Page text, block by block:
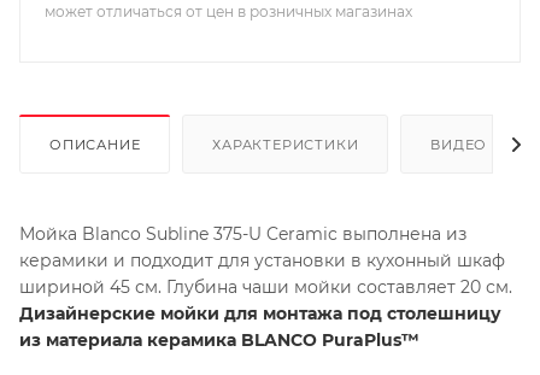
может отличаться от цен в розничных магазинах
ОПИСАНИЕ ХАРАКТЕРИСТИКИ ВИДЕО
Мойка Blanco Subline 375-U Ceramic выполнена из
керамики и подходит для установки в кухонный шкаф
шириной 45 см. Глубина чаши мойки составляет 20 см.
Дизайнерские мойки для монтажа под столешницу
из материала керамика BLANCO PuraPlus™